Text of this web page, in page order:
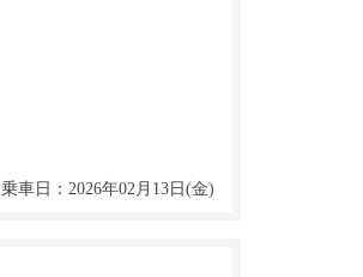
乗車日：2026年02月13日(金)